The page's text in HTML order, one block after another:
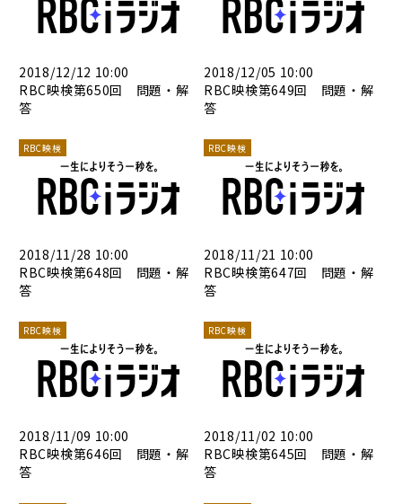
2018/12/12 10:00
RBC映検第650回 問題・解
答
2018/12/05 10:00
RBC映検第649回 問題・解
答
RBC映検
2018/11/28 10:00
RBC映検第648回 問題・解
答
RBC映検
2018/11/21 10:00
RBC映検第647回 問題・解
答
RBC映検
2018/11/09 10:00
RBC映検第646回 問題・解
答
RBC映検
2018/11/02 10:00
RBC映検第645回 問題・解
答